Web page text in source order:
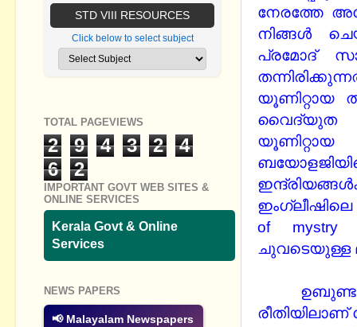
നേരത്തേ
നിങ്ങള്‍
പ്രമോദ്
യൂണിറ്റായ
വൈദ്യുത
യൂണിറ്റായ
ഇംഗ്ലീഷിലെ
of mystry
ചുവടെയുള്ള
ഉബുണ്ടു
STD VIII RESOURCES
Click below to select subject
TOTAL PAGEVIEWS
2 9 4 3 2
4
6
2
IMPORTANT GOVT WEB SITES &
ONLINE SERVICES
Kerala Govt & Online
Services
NEWS PAPERS
📢 Malayalam Newspapers